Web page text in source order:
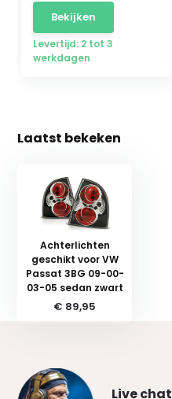
Bekijken
Levertijd: 2 tot 3
werkdagen
Laatst bekeken
Achterlichten
geschikt voor VW
Passat 3BG 09-00-
03-05 sedan zwart
€ 89,95
Live chat